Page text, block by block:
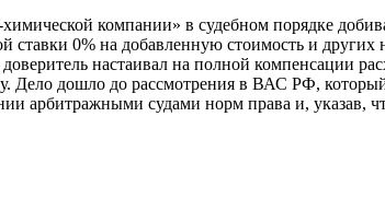
компании» в судебном порядке
ставки 0% на добавленную стоимость и
настаивал на полной компенсации
Дело дошло до рассмотрения в ВАС РФ,
арбитражными судами норм права и, указав,